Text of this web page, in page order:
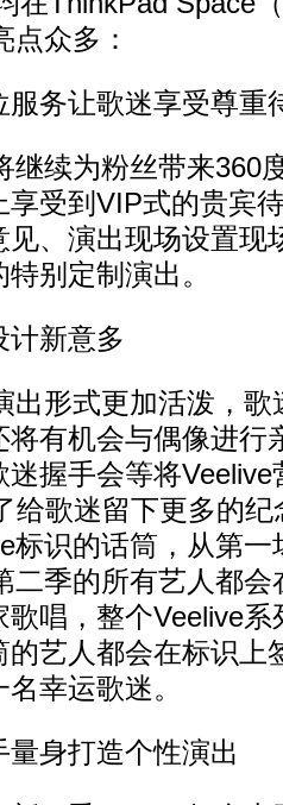
点众多：
务让歌迷享受尊重
续为粉丝带来360
受到VIP式的贵宾
、演出现场设置现
别定制演出。
新意多
形式更加活泼，歌
有机会与偶像进行
握手会等将
给歌迷留下更多的
标识的话筒，从第
二季的所有艺人都
唱，整个Veelive
艺人都会在标识上
幸运歌迷。
身打造个性演出